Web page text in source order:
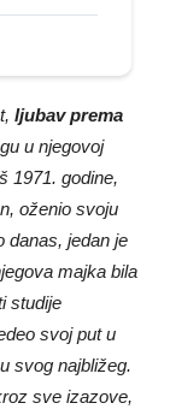
ljubav prema
u njegovoj
1971. godine,
oženio svoju
danas, jedan je
majka bila
studije
svoj put u
svog najbližeg.
sve izazove,